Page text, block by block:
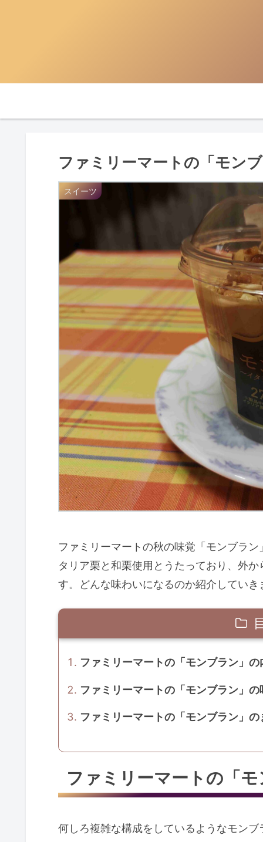
ファミリーマートの「モン
スイーツ
ファミリーマートの秋の味覚「モンブラ
タリア栗と和栗使用とうたっており、外
す。どんな味わいになるのか紹介していき
ファミリーマートの「モンブラン」の
ファミリーマートの「モンブラン」
ファミリーマートの「モンブラン」の
ファミリーマートの「
何しろ複雑な構成をしているようなモン